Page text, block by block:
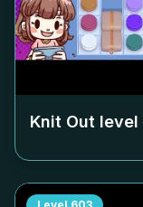
Knit Out level